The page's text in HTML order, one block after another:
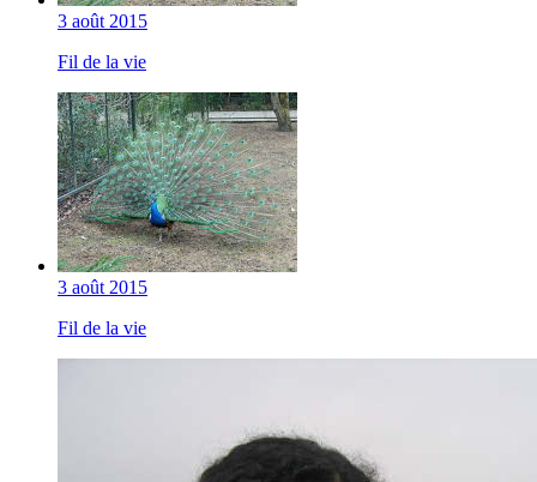
3 août 2015
Fil de la vie
3 août 2015
Fil de la vie